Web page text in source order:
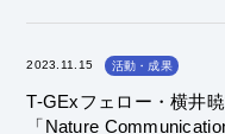
2023.11.15 活動・成果
T-GExフェロー・横井
「Nature